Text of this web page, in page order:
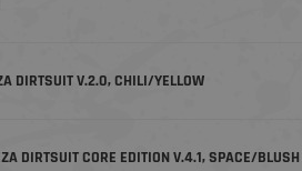
DIRTSUIT V.2.0, CHILI/YELLOW
DIRTSUIT CORE EDITION V.4.1, SPACE/BLUSH